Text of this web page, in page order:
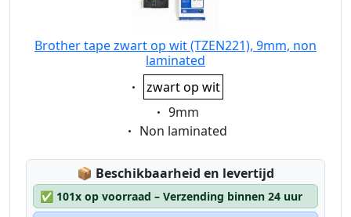
Brother tape zwart op wit (TZEN221), 9mm, non
laminated
Eigenschaft:
zwart op wit
Eigenschaft:
9mm
Eigenschaft:
Non laminated
📦 Lagerstatus:
Beschikbaarheid en levertijd
✅ 101x op voorraad – Verzending binnen 24 uur